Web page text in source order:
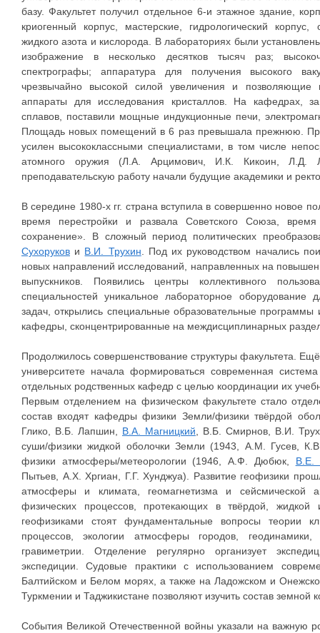
базу. Факультет получил отдельное 6-и этажное здание,
криогенный корпус, мастерские, гидрологический
жидкого азота и кислорода. В лабораториях были
изображение в несколько десятков тысяч раз;
спектрографы; аппаратура для получения высокого
чрезвычайно высокой силой увеличения и позволяющие
аппараты для исследования кристаллов. На кафедрах,
сплавов, поставили мощные индукционные печи,
Площадь новых помещений в 6 раз превышала прежнюю.
усилен высококлассными специалистами, в том числе
атомного оружия (Л.А. Арцимович, И.К. Кикоин, Л.Д.
преподавательскую работу начали будущие академики и
В середине 1980-х гг. страна вступила в совершенно новое
время перестройки и развала Советского Союза,
сохранение». В сложный период политических
Сухоруков и В.И. Трухин . Под их руководством начались
новых направлений исследований, направленных на
выпускников. Появились центры коллективного
специальностей уникальное лабораторное
задач, открылись специальные образовательные
кафедры, сконцентрированные на междисциплинарных
Продолжилось совершенствование структуры факультета.
университете начала формироваться современная
отдельных родственных кафедр с целью координации их
Первым отделением на физическом факультете стало
состав входят кафедры физики Земли/физики твёрдой
Глико, В.Б. Лапшин, В.А. Магницкий , В.Б. Смирнов, В.И.
суши/физики жидкой оболочки Земли (1943, А.М. Гусев,
физики атмосферы/метеорологии (1946, А.Ф. Дюбюк, В.Е.
Пытьев, А.Х. Хргиан, Г.Г. Хунджуа). Развитие геофизики
атмосферы и климата, геомагнетизма и сейсмической
физических процессов, протекающих в твёрдой,
геофизиками стоят фундаментальные вопросы теории
процессов, экологии атмосферы городов,
гравиметрии. Отделение регулярно организует
экспедиции. Судовые практики с использованием
Балтийском и Белом морях, а также на Ладожском и
Туркмении и Таджикистане позволяют изучить состав
События Великой Отечественной войны указали на важную